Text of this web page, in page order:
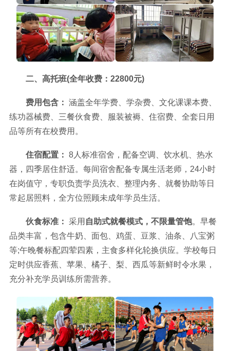
二、高托班(全年收费：22800元)
费用包含： 涵盖全年学费、学杂费、文化课课本费、
练功器械费、三餐伙食费、服装被褥、住宿费、全套日用
品等所有在校费用。
住宿配置： 8人标准宿舍，配备空调、饮水机、热水
器，四季居住舒适。每间宿舍配备专属生活老师，24小时
在岗值守，专职负责学员洗衣、整理内务、就餐协助等日
常起居照料，全方位照顾未成年学员生活。
伙食标准： 采用 自助式就餐模式，不限量管饱。早餐
品类丰富，包含牛奶、面包、鸡蛋、豆浆、油条、八宝粥
等;午晚餐标配四荤四素，主食多样化轮换供应。学校每日
定时供应香蕉、苹果、橘子、梨、西瓜等新鲜时令水果，
充分补充学员训练所需营养。